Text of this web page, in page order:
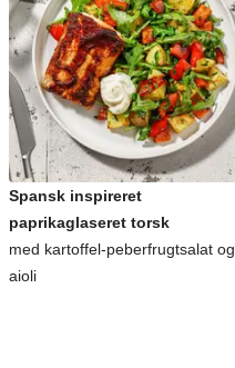
Spansk inspireret
paprikaglaseret torsk
med kartoffel-peberfrugtsalat og
aioli